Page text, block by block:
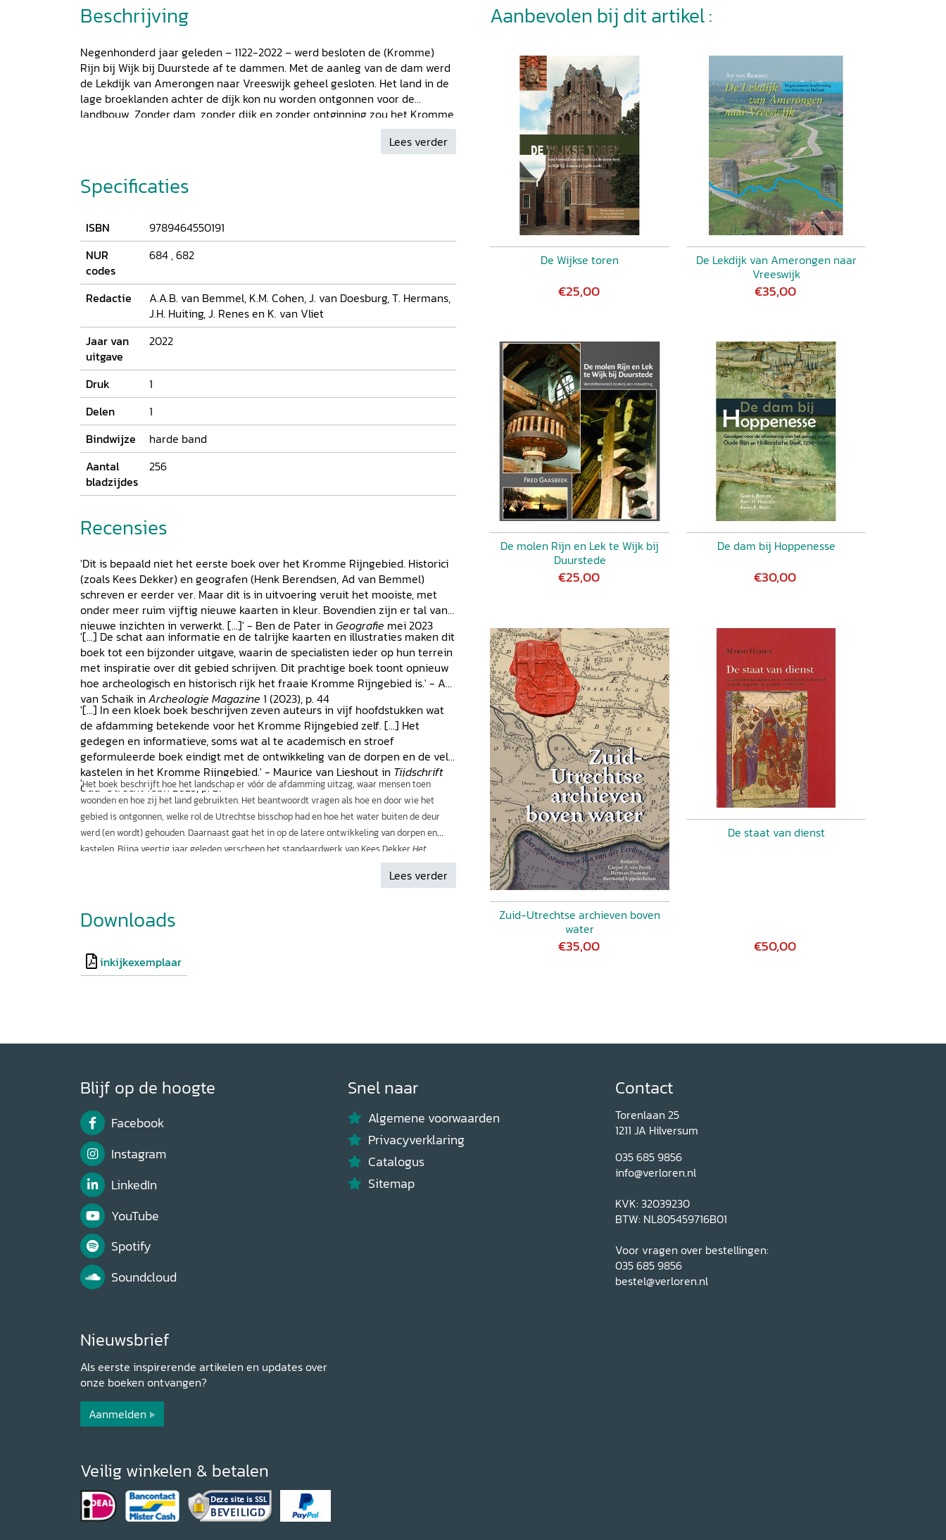
Beschrijving
Negenhonderd jaar geleden – 1122-2022 – werd besloten de (Kromme)
Rijn bij Wijk bij Duurstede af te dammen. Met de aanleg van de dam werd
de Lekdijk van Amerongen naar Vreeswijk geheel gesloten. Het land in de
lage broeklanden achter de dijk kon nu worden ontgonnen voor de
landbouw. Zonder dam, zonder dijk en zonder ontginning zou het Kromme
herdenkingsboek, voorzien van veel illustraties en een groot aantal oude
boek beschrijft hoe het landschap er vóór de afdamming uitzag, waar
mensen toen woonden en hoe zij het land gebruikten. Het beantwoordt
Utrechtse bisschop had en hoe het water buiten de deur werd (en wordt)
gehouden. Daarnaast gaat het in op de latere ontwikkeling van dorpen en
kastelen. Bijna veertig jaar geleden verscheen het standaardwerk van
Dekker
borduurt voort op dat werk en biedt nieuwe inzichten en bevindingen.
Lees verder
Specificaties
ISBN
9789464550191
NUR
codes
684 ,682
Redactie
A.A.B. van Bemmel, K.M. Cohen, J. van Doesburg, T. Hermans,
J.H. Huiting, J. Renes en K. van Vliet
Jaar van
uitgave
2022
Druk
1
Delen
1
Bindwijze
harde band
Aantal
bladzijdes
256
Recensies
'Dit is bepaald niet het eerste boek over het Kromme Rijngebied. Historici
(zoals Kees Dekker) en geografen (Henk Berendsen, Ad van Bemmel)
schreven er eerder ver. Maar dit is in uitvoering veruit het mooiste, met
onder meer ruim vijftig nieuwe kaarten in kleur. Bovendien zijn er tal van
nieuwe inzichten in verwerkt. [...]' - Ben de Pater in Geografie mei 2023
'[...] De schat aan informatie en de talrijke kaarten en illustraties maken dit
boek tot een bijzonder uitgave, waarin de specialisten ieder op hun terrein
met inspiratie over dit gebied schrijven. Dit prachtige boek toont opnieuw
hoe archeologisch en historisch rijk het fraaie Kromme Rijngebied is.' - Ad
van Schaik in Archeologie Magazine 1 (2023), p. 44
'[...] In een kloek boek beschrijven zeven auteurs in vijf hoofdstukken wat
de afdamming betekende voor het Kromme Rijngebied zelf. [...] Het
gedegen en informatieve, soms wat al te academisch en stroef
geformuleerde boek eindigt met de ontwikkeling van de dorpen en de vele
kastelen in het Kromme Rijngebied.' - Maurice van Lieshout in Tijdschrift
Oud-Utrechtfebr. 2023, p. 27
'Het boek beschrijft hoe het landschap er vóór de afdamming uitzag, waar mensen toen
woonden en hoe zij het land gebruikten. Het beantwoordt vragen als hoe en door wie het
gebied is ontgonnen, welke rol de Utrechtse bisschop had en hoe het water buiten de deur
werd (en wordt) gehouden. Daarnaast gaat het in op de latere ontwikkeling van dorpen en
kastelen. Bijna veertig jaar geleden verscheen het standaardwerk van Kees DekkerHet
. Deze publicatie borduurt voort op dat werk en biedt
nieuwe inzichten en bevindingen. Het doet dat op verbluffende en fascinerende wijze [...]' -
Lees verder
Downloads
inkijkexemplaar
Aanbevolen bij dit artikel :
De Wijkse toren
€25,00
De Lekdijk van Amerongen naar
Vreeswijk
€35,00
De molen Rijn en Lek te Wijk bij
Duurstede
€25,00
De dam bij Hoppenesse
€30,00
Zuid-Utrechtse archieven boven
water
€35,00
De staat van dienst
€50,00
Blijf op de hoogte
Facebook
Instagram
LinkedIn
YouTube
Spotify
Soundcloud
Nieuwsbrief
Als eerste inspirerende artikelen en updates over
onze boeken ontvangen?
Aanmelden
Snel naar
Algemene voorwaarden
Privacyverklaring
Catalogus
Sitemap
Contact
Torenlaan 25
1211 JA Hilversum
035 685 9856
info@verloren.nl
KVK: 32039230
BTW: NL805459716B01
Voor vragen over bestellingen:
035 685 9856
bestel@verloren.nl
Veilig winkelen & betalen